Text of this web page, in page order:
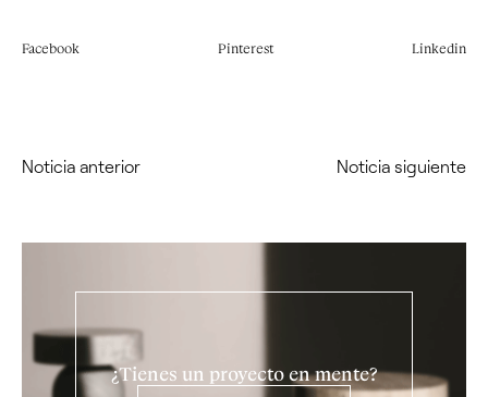
Facebook Pinterest Linkedin
Noticia anterior Noticia siguiente
¿Tienes un proyecto en mente?